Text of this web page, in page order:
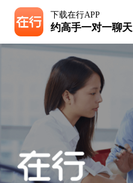
下载在行APP
约高手一对一聊天